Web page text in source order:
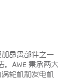
昂贵部件之一
。AWE 秉承两大
轮机和发电机